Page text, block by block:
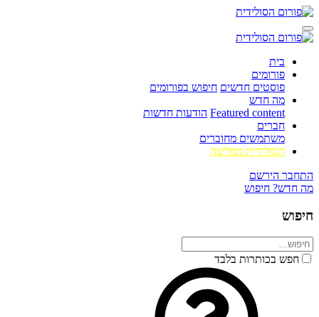
בית
פורומים
פוסטים חדשים חיפוש בפורומים
מה חדש
Featured content הודעות חדשות
חברים
משתמשים מחוברים
הסולידית ממליצה
התחבר הירשם
מה חדש? חיפוש
חיפוש
חפש בכותרות בלבד